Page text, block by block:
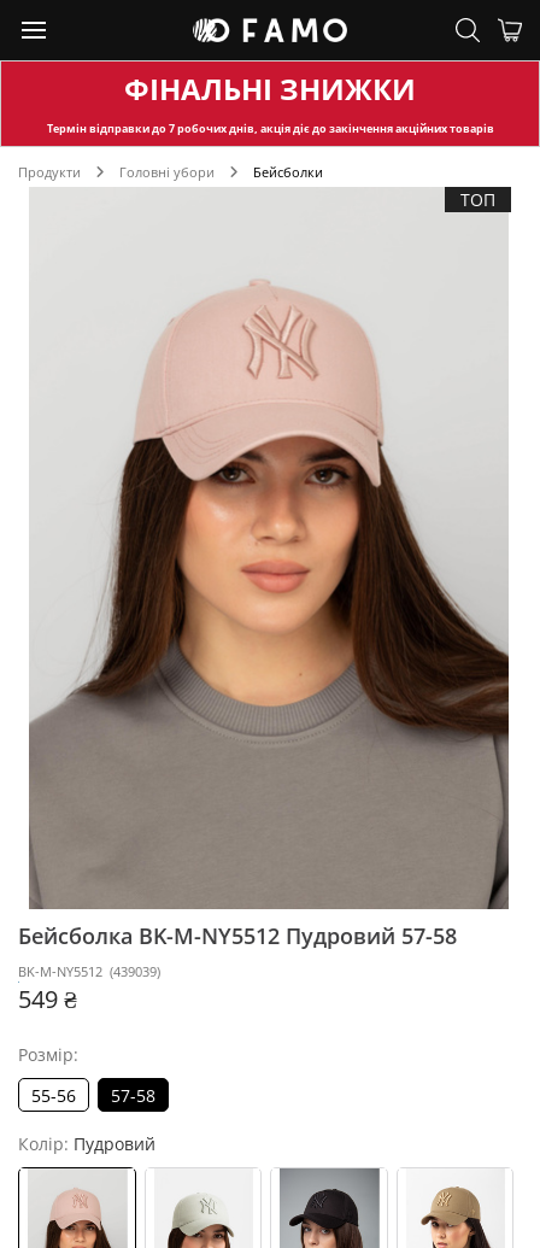
ФІНАЛЬНІ ЗНИЖКИ
Термін відправкидо 7 робочих днів, акція діє до закінчення акційних товарів
Продукти Головні убори Бейсболки
ТОП
Бейсболка BK-M-NY5512 Пудровий 57-58
BK-M-NY5512 (439039)
549 ₴
Розмір:
55-56
57-58
Колір: Пудровий